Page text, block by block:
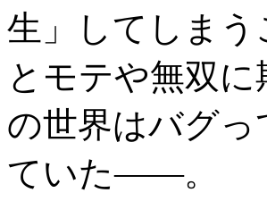
生」してしまう
とモテや無双
の世界はバグ
ていた――。